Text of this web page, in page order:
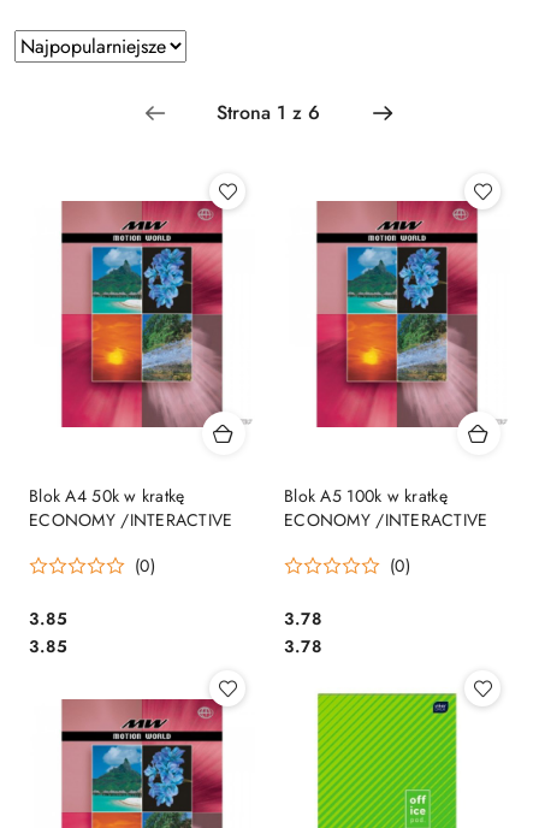
Zastosowano
sortowanie:
Najpopularniejsze.
Sortuj
według
Blok A4 50k w kratkę
ECONOMY /INTERACTIVE
(0)
Cena:
3.85
Cena:
3.85
Blok A5 100k w kratkę
ECONOMY /INTERACTIVE
(0)
Cena:
3.78
Cena:
3.78